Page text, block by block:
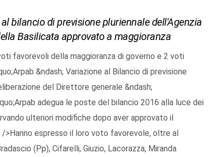
bilancio di previsione pluriennale dell'Agenzia
Basilicata approvato a maggioranza
favorevoli della maggioranza di governo e 2 voti
&ndash; Variazione al Bilancio di previsione
del Direttore generale &ndash;
adegua le poste del bilancio 2016 alla luce dei
ulteriori modifiche dopo aver approvato il
>Hanno espresso il loro voto favorevole, oltre al
(Pp), Cifarelli, Giuzio, Lacorazza, Miranda